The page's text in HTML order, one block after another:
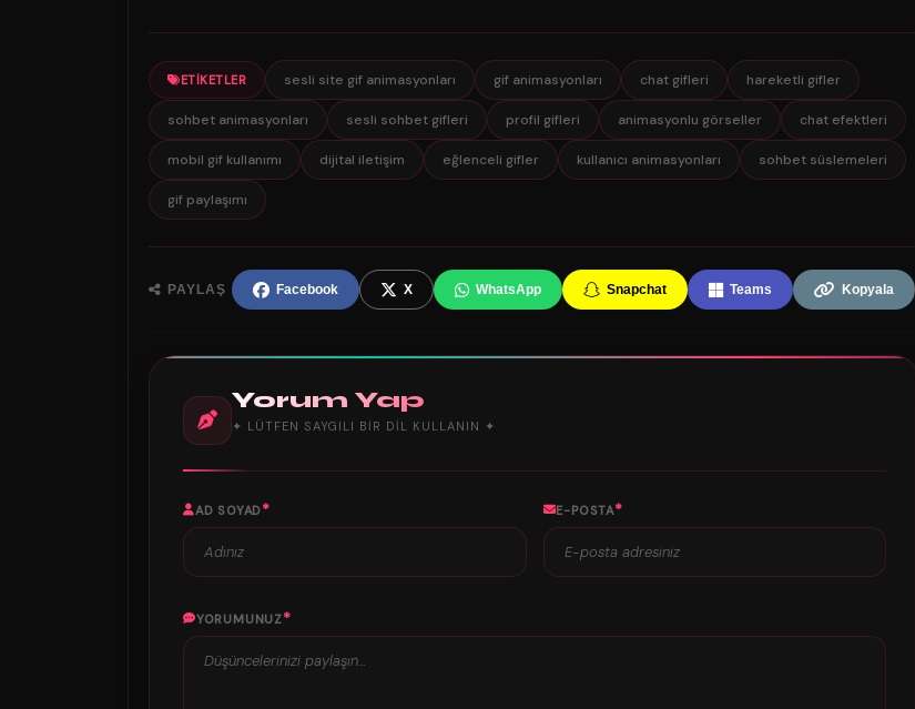
ETIKETLER sesli site gif animasyonları gif animasyonları chat gifleri hareketli gifler
sohbet animasyonları sesli sohbet gifleri profil gifleri animasyonlu görseller chat efektleri
mobil gif kullanımı dijital iletişim eğlenceli gifler kullanıcı animasyonları sohbet süslemeleri
gif paylaşımı
PAYLAŞ Facebook X WhatsApp Snapchat Teams Kopyala
Yorum Yap
✦ LÜTFEN SAYGILI BIR DIL KULLANIN ✦
AD SOYAD* E-POSTA*
YORUMUNUZ*